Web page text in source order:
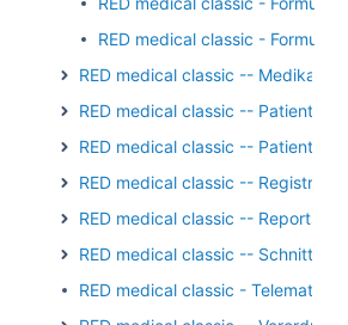
RED medical classic -
RED medical classic -- Medikation
RED medical classic --
RED medical classic -- Patienten
RED medical classic --
RED medical classic -- Reports
RED medical classic --
RED medical classic - Telematik